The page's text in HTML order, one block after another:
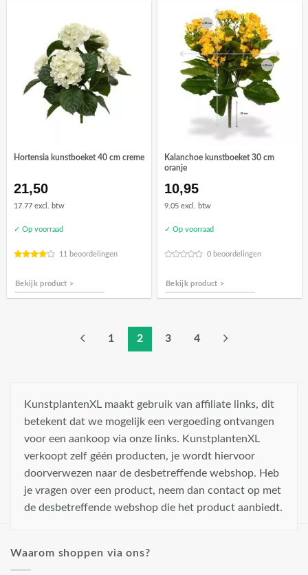
Hortensia kunstboeket 40 cm creme
21,50
17.77 excl. btw
✓ Op voorraad
11 beoordelingen
Bekijk product >
Kalanchoe kunstboeket 30 cm
oranje
10,95
9.05 excl. btw
✓ Op voorraad
0 beoordelingen
Bekijk product >
1 2 3 4
KunstplantenXL maakt gebruik van affiliate links, dit
betekent dat we mogelijk een vergoeding ontvangen
voor een aankoop via onze links. KunstplantenXL
verkoopt zelf géén producten, je wordt hiervoor
doorverwezen naar de desbetreffende webshop. Heb
je vragen over een product, neem dan contact op met
de desbetreffende webshop die het product aanbiedt.
Waarom shoppen via ons?